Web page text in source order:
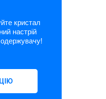
кристал
настрій
одержувачу!